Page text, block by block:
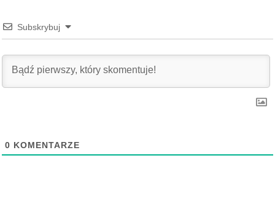
Subskrybuj
0 KOMENTARZE